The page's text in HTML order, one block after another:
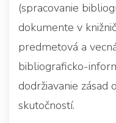
(spracovanie
dokumente v
predmetová a
bibliograficko-
dodržiavanie zásad
skutočností.